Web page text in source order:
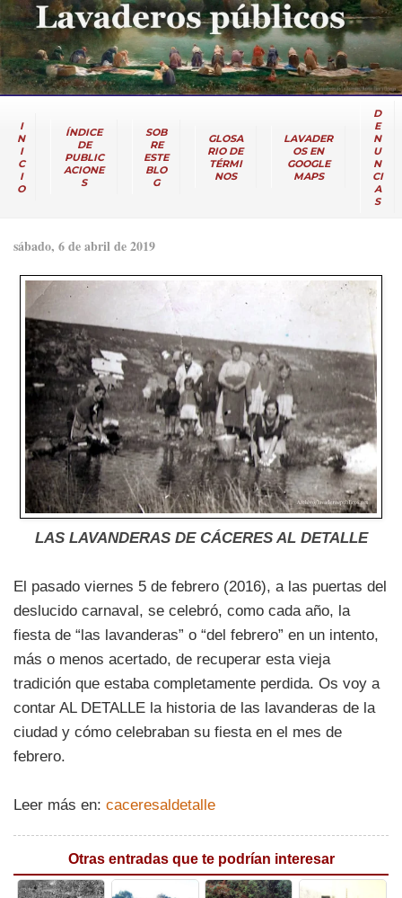
I
N
I
C
I
O
ÍNDICE
DE
PUBLIC
ACIONE
S
SOB
RE
ESTE
BLO
G
GLOSA
RIO DE
TÉRMI
NOS
LAVADER
OS EN
GOOGLE
MAPS
D
E
N
U
N
CI
A
S
sábado, 6 de abril de 2019
LAS LAVANDERAS DE CÁCERES AL DETALLE
El pasado viernes 5 de febrero (2016), a las puertas del
deslucido carnaval, se celebró, como cada año, la
fiesta de “las lavanderas” o “del febrero” en un intento,
más o menos acertado, de recuperar esta vieja
tradición que estaba completamente perdida. Os voy a
contar AL DETALLE la historia de las lavanderas de la
ciudad y cómo celebraban su fiesta en el mes de
febrero.
Leer más en: caceresaldetalle
Otras entradas que te podrían interesar